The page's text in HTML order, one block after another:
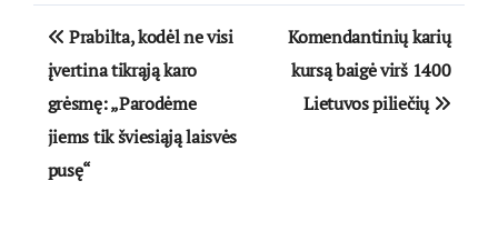
Navigacija
tarp
įrašų
Prabilta, kodėl ne visi
įvertina tikrąją karo
grėsmę: „Parodėme
jiems tik šviesiąją laisvės
pusę“
Komendantinių karių
kursą baigė virš 1400
Lietuvos piliečių